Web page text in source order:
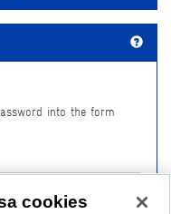
into the form
cookies